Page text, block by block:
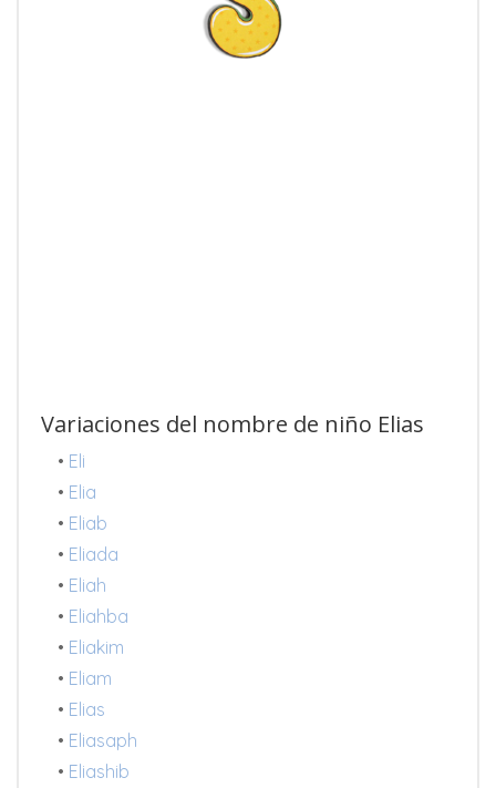
Variaciones del nombre de niño Elias
• Eli
• Elia
• Eliab
• Eliada
• Eliah
• Eliahba
• Eliakim
• Eliam
• Elias
• Eliasaph
• Eliashib